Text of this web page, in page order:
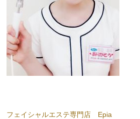
フェイシャルエステ専門店 Epia